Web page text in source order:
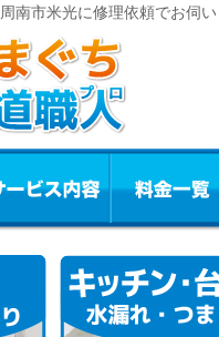
南市米光に修理依頼でお伺